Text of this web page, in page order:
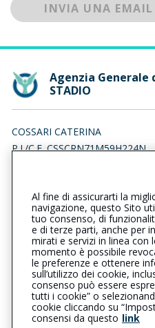
INVIA UNA
Agenzia Generale
STADIO
COSSARI CATERINA
P.I./C.F. CSSCRN71M59H224N
096558641
L’intermediario è soggetto al
Registro RUI al seguentelink
Al fine di assicurarti la
navigazione, questo Sito
tuo consenso, di
e di terze parti, anche per
mirati e servizi in linea con
momento è possibile
le preferenze e ottenere
sull’utilizzo dei cookie,
consenso può essere
tutti i cookie” o
cookie cliccando su
consensi da questo link